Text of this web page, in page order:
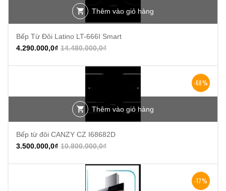
Thêm vào giỏ hàng
Bếp Từ Đôi Latino LT-666I Smart
14.480.000,0₫
4.290.000,0₫
-68%
Thêm vào giỏ hàng
Bếp từ đôi CANZY CZ I68682D
10.800.000,0₫
3.500.000,0₫
-17%